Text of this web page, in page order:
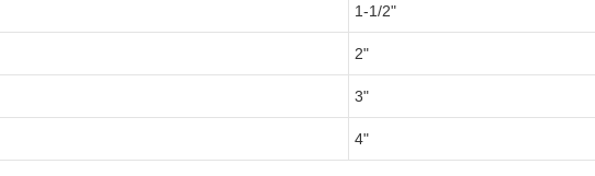
1-1/2"
2"
3"
4"